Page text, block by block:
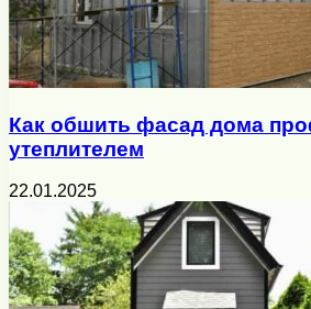
Как обшить фасад дома
утеплителем
22.01.2025